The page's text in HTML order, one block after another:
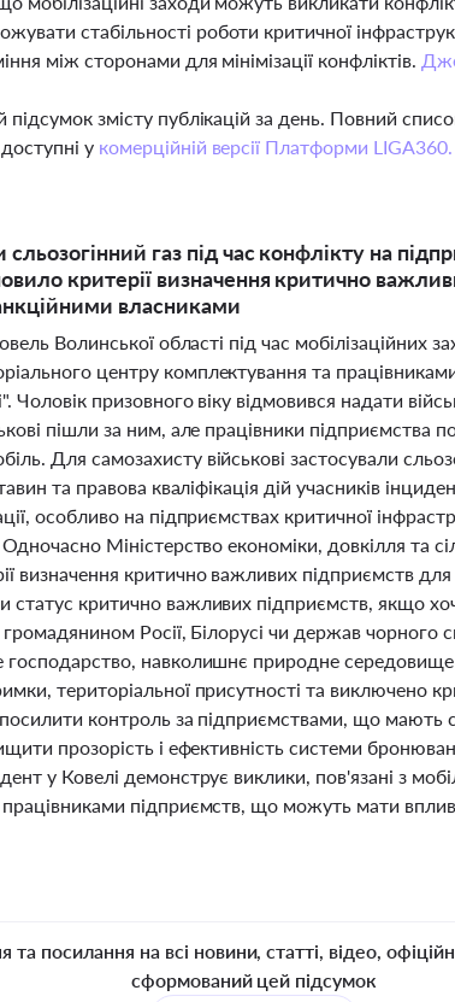
стабільності роботи критичної
між сторонами для мінімізації конфліктів.
змісту публікацій за день. Повний
у комерційній версії Платформи LIGA360.
газ під час конфлікту на
критерії визначення критично
власниками
Волинської області під час мобілізаційних
центру комплектування та
Чоловік призовного віку відмовився надати
пішли за ним, але працівники підприємства
Для самозахисту військові застосували
та правова кваліфікація дій учасників
особливо на підприємствах критичної
Міністерство економіки, довкілля та
визначення критично важливих підприємств для
статус критично важливих підприємств, якщо
Росії, Білорусі чи держав чорного
навколишнє природне середовище
територіальної присутності та виключено
контроль за підприємствами, що мають
прозорість і ефективність системи
у Ковелі демонструє виклики, пов'язані з
підприємств, що можуть мати вплив
посилання на всі новини, статті, відео,
сформований цей підсумок